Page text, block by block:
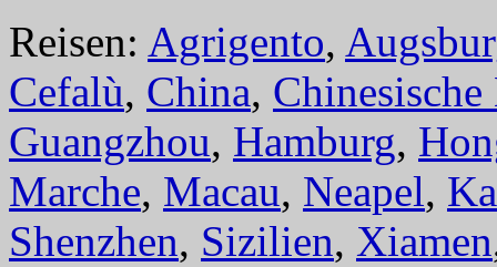
Reisen: Agrigento,
Cefalù, China, Chinesische
Guangzhou, Hamburg,
Marche, Macau, Neapel,
Shenzhen, Sizilien, Xiamen